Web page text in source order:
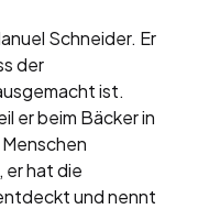
Schneider. Er
der
ist.
er beim Bäcker in
er hat die
und nennt